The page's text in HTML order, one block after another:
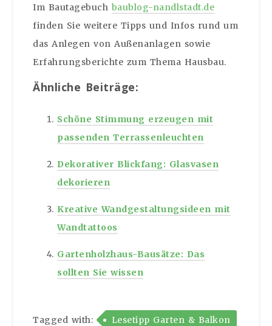
Im Bautagebuch baublog-nandlstadt.de
finden Sie weitere Tipps und Infos rund um
das Anlegen von Außenanlagen sowie
Erfahrungsberichte zum Thema Hausbau.
Ähnliche Beiträge:
Schöne Stimmung erzeugen mit
passenden Terrassenleuchten
Dekorativer Blickfang: Glasvasen
dekorieren
Kreative Wandgestaltungsideen mit
Wandtattoos
Gartenholzhaus-Bausätze: Das
sollten Sie wissen
Tagged with: Lesetipp Garten & Balkon